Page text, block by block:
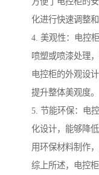
化进行快速调整和
4. 美观性：电控
喷塑或喷漆处理
电控柜的外观设
提升整体美观度。
5. 节能环保：电
化设计，能够降
用环保材料制作
综上所述，电控